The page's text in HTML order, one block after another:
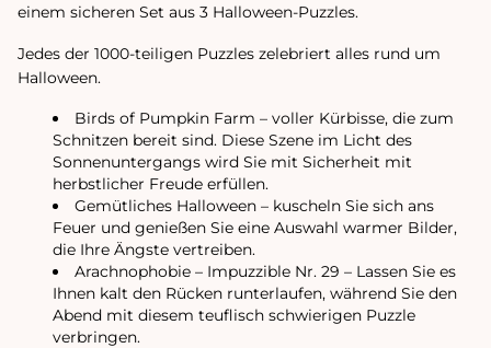
einem sicheren Set aus 3 Halloween-Puzzles.
Jedes der 1000-teiligen Puzzles zelebriert alles rund um
Halloween.
Birds of Pumpkin Farm – voller Kürbisse, die zum
Schnitzen bereit sind. Diese Szene im Licht des
Sonnenuntergangs wird Sie mit Sicherheit mit
herbstlicher Freude erfüllen.
Gemütliches Halloween – kuscheln Sie sich ans
Feuer und genießen Sie eine Auswahl warmer Bilder,
die Ihre Ängste vertreiben.
Arachnophobie – Impuzzible Nr. 29 – Lassen Sie es
Ihnen kalt den Rücken runterlaufen, während Sie den
Abend mit diesem teuflisch schwierigen Puzzle
verbringen.